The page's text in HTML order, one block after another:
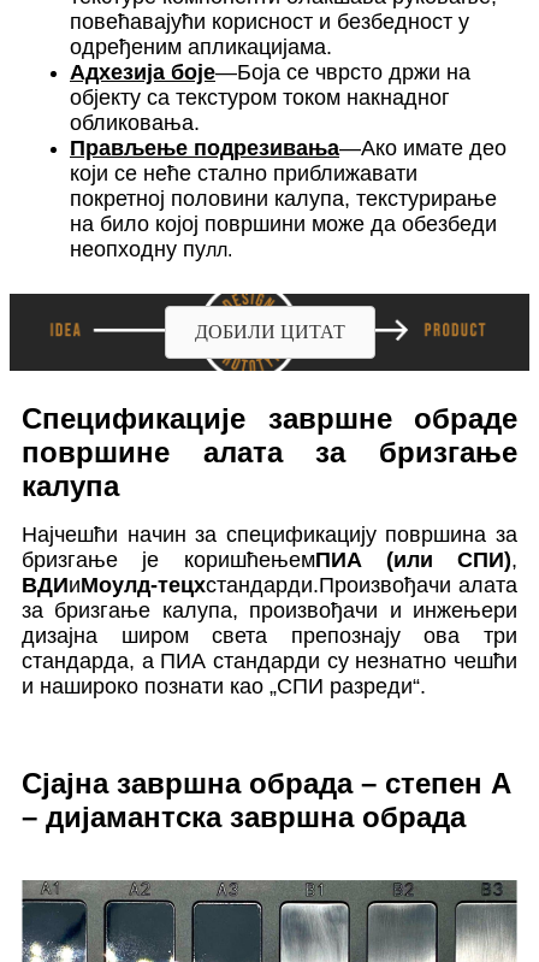
повећавајући корисност и безбедност у
одређеним апликацијама.
Адхезија боје—Боја се чврсто држи на
објекту са текстуром током накнадног
обликовања.
Прављење подрезивања—Ако имате део
који се неће стално приближавати
покретној половини калупа, текстурирање
на било којој површини може да обезбеди
неопходну пулл.
ДОБИЛИ ЦИТАТ
Спецификације завршне обраде
површине алата за бризгање
калупа
Најчешћи начин за спецификацију површина за
бризгање је коришћењемПИА (или СПИ),
ВДИиМоулд-тецхстандарди.Произвођачи алата
за бризгање калупа, произвођачи и инжењери
дизајна широм света препознају ова три
стандарда, а ПИА стандарди су незнатно чешћи
и нашироко познати као „СПИ разреди“.
Сјајна завршна обрада – степен А
– дијамантска завршна обрада